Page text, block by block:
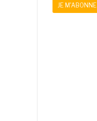
JE M'ABONNE